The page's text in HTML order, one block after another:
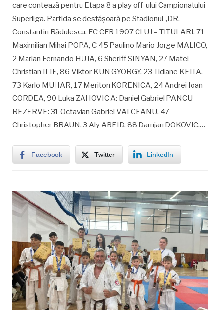
care contează pentru Etapa 8 a play off-ului Campionatului
Superliga. Partida se desfășoară pe Stadionul „DR.
Constantin Rădulescu. FC CFR 1907 CLUJ – TITULARI: 71
Maximilian Mihai POPA, C 45 Paulino Mario Jorge MALICO,
2 Marian Fernando HUJA, 6 Sheriff SINYAN, 27 Matei
Christian ILIE, 86 Viktor KUN GYORGY, 23 Tidiane KEITA,
73 Karlo MUHAR, 17 Meriton KORENICA, 24 Andrei Ioan
CORDEA, 90 Luka ZAHOVIC A: Daniel Gabriel PANCU
REZERVE: 31 Octavian Gabriel VALCEANU, 47
Christopher BRAUN, 3 Aly ABEID, 88 Damjan DOKOVIC,…
Facebook Twitter LinkedIn